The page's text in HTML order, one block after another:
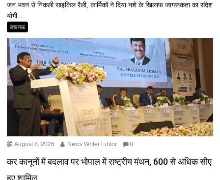
जन भवन से निकली साइकिल रैली, कार्मिकों ने दिया नशे के खिलाफ जागरूकता का संदेश
योगी...
लखनऊ
August 8, 2026 News Writer Editor 0
कर कानूनों में बदलाव पर भोपाल में राष्ट्रीय मंथन, 600 से अधिक सीए
हुए शामिल